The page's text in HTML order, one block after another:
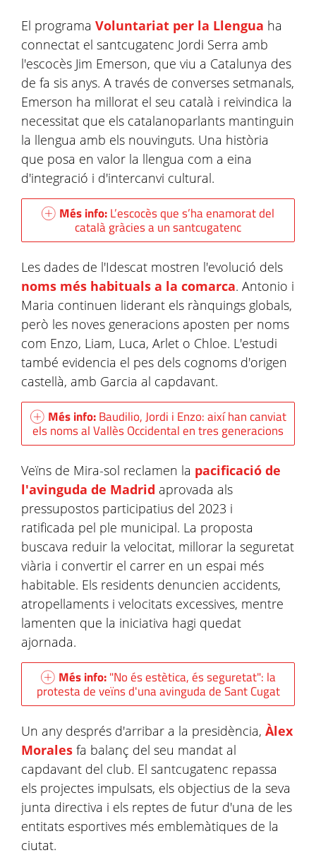
El programa Voluntariat per la Llengua ha
connectat el santcugatenc Jordi Serra amb
l'escocès Jim Emerson, que viu a Catalunya des
de fa sis anys. A través de converses setmanals,
Emerson ha millorat el seu català i reivindica la
necessitat que els catalanoparlants mantinguin
la llengua amb els nouvinguts. Una història
que posa en valor la llengua com a eina
d'integració i d'intercanvi cultural.
Més info:L’escocès que s’ha enamorat del
català gràcies a un santcugatenc
Les dades de l'Idescat mostren l'evolució dels
noms més habituals a la comarca. Antonio i
Maria continuen liderant els rànquings globals,
però les noves generacions aposten per noms
com Enzo, Liam, Luca, Arlet o Chloe. L'estudi
també evidencia el pes dels cognoms d'origen
castellà, amb Garcia al capdavant.
Més info:Baudilio, Jordi i Enzo: així han canviat
els noms al Vallès Occidental en tres generacions
Veïns de Mira-sol reclamen la pacificació de
l'avinguda de Madrid aprovada als
pressupostos participatius del 2023 i
ratificada pel ple municipal. La proposta
buscava reduir la velocitat, millorar la seguretat
viària i convertir el carrer en un espai més
habitable. Els residents denuncien accidents,
atropellaments i velocitats excessives, mentre
lamenten que la iniciativa hagi quedat
ajornada.
Més info:"No és estètica, és seguretat": la
protesta de veïns d'una avinguda de Sant Cugat
Un any després d'arribar a la presidència, Àlex
Morales fa balanç del seu mandat al
capdavant del club. El santcugatenc repassa
els projectes impulsats, els objectius de la seva
junta directiva i els reptes de futur d'una de les
entitats esportives més emblemàtiques de la
ciutat.